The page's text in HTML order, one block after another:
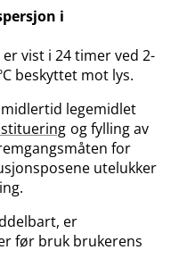
i
vist i 24 timer ved 2-
beskyttet mot lys.
legemidlet
og fylling av
for
utelukker
er
før bruk brukerens